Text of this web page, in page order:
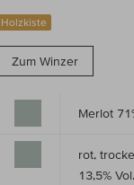
Holzkiste
Zum Winzer
Merlot
rot,
13,5% Vol.